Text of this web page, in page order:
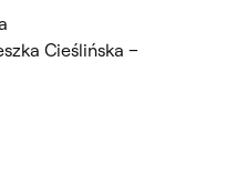
Cieślińska –